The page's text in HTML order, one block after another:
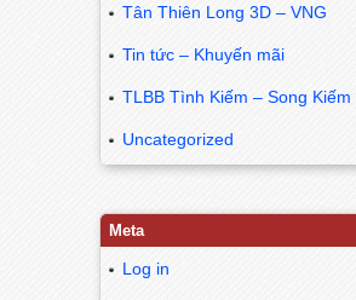
Tân Thiên Long 3D – VNG
Tin tức – Khuyến mãi
TLBB Tình Kiếm – Song Kiếm
Uncategorized
Meta
Log in